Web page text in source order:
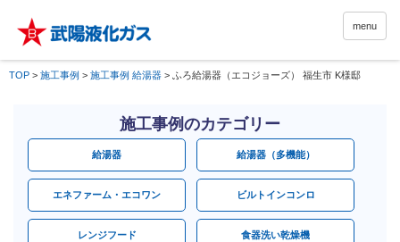
menu
TOP > 施工事例 > 施工事例 給湯器 > ふろ給湯器（エコジョーズ） 福生市 K様邸
施工事例のカテゴリー
給湯器 給湯器（多機能）
エネファーム・エコワン ビルトインコンロ
レンジフード 食器洗い乾燥機